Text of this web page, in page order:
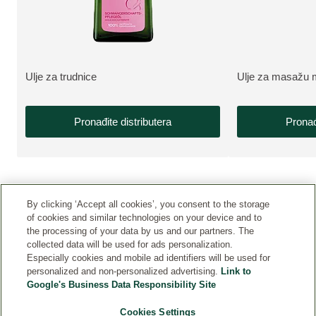
VIŠE O PROIZVODU:
Ulje za trudnice
Pronađite distributera
VIŠE O
Ulje za masažu
KONTAKT
PRAVNA OBAVJEŠTENJA
By clicking ‘Accept all cookies’, you consent to the storage
of cookies and similar technologies on your device and to
the processing of your data by us and our partners. The
collected data will be used for ads personalization.
Especially cookies and mobile ad identifiers will be used for
personalized and non-personalized advertising. Link to
Google's Business Data Responsibility Site
Cookies Settings